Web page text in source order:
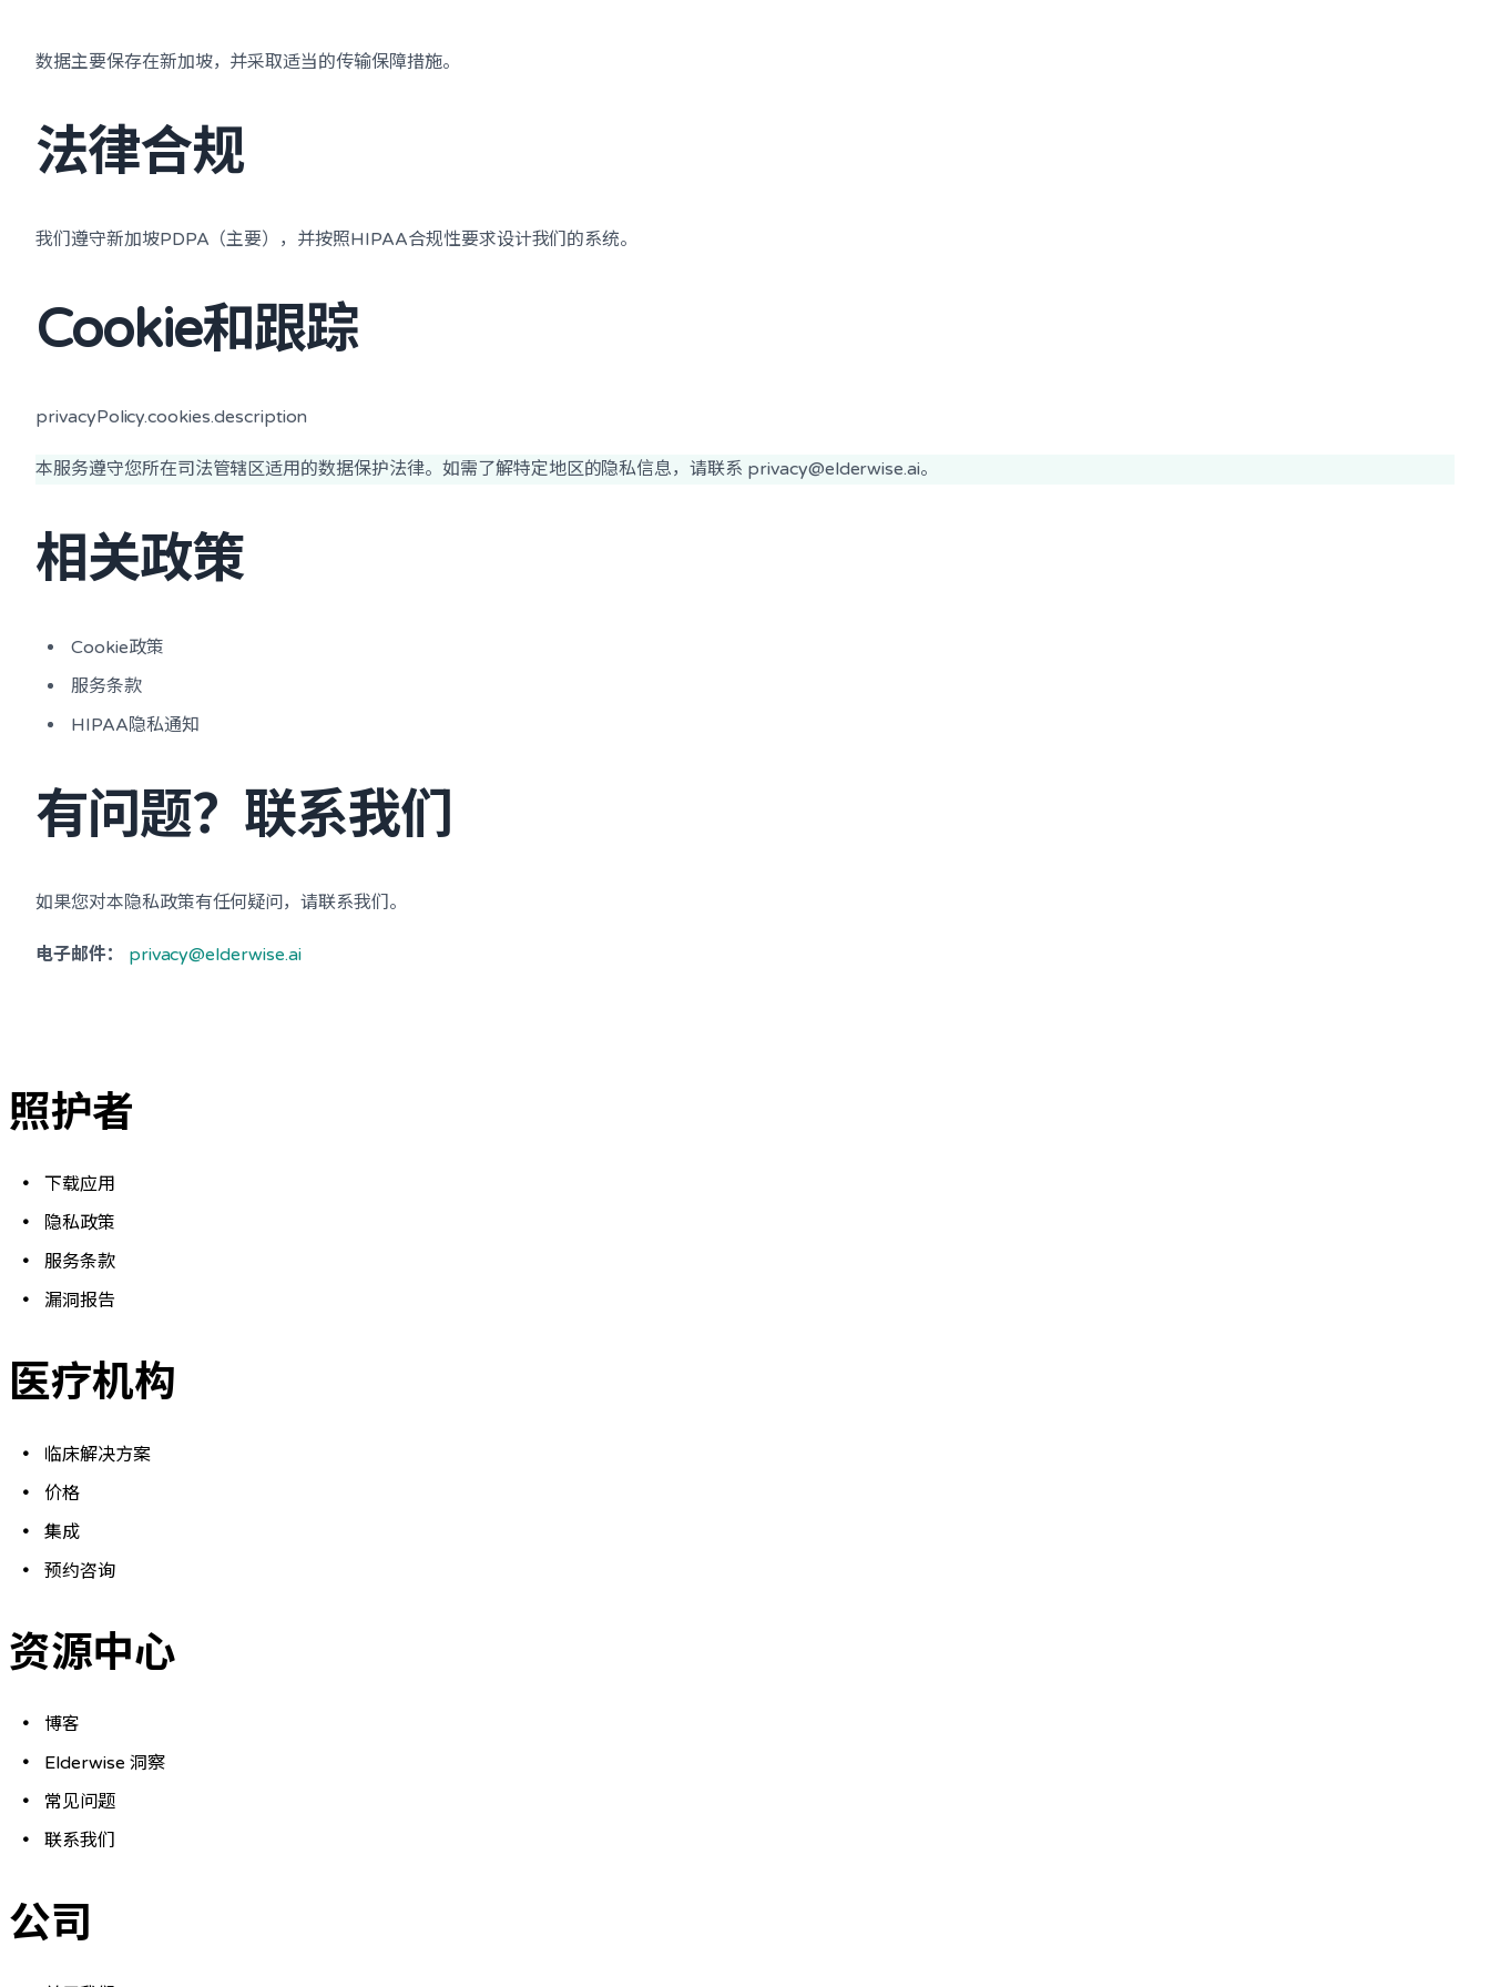
数据主要保存在新加坡，并采取适当的传输保障措施。
法律合规
我们遵守新加坡PDPA（主要），并按照HIPAA合规性要求设计我们的系统。
Cookie和跟踪
privacyPolicy.cookies.description
本服务遵守您所在司法管辖区适用的数据保护法律。如需了解特定地区的隐私信息，请联系 privacy@elderwise.ai。
相关政策
Cookie政策
服务条款
HIPAA隐私通知
有问题？联系我们
如果您对本隐私政策有任何疑问，请联系我们。
电子邮件： privacy@elderwise.ai
照护者
下载应用
隐私政策
服务条款
漏洞报告
医疗机构
临床解决方案
价格
集成
预约咨询
资源中心
博客
Elderwise 洞察
常见问题
联系我们
公司